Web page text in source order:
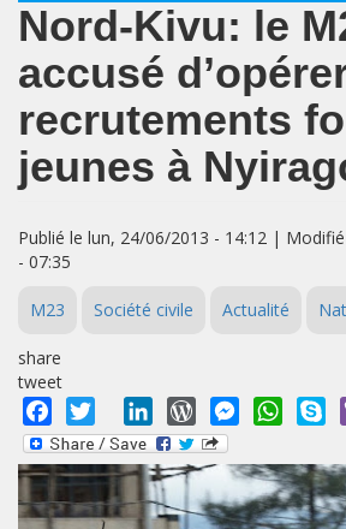
Nord-Kivu: le
accusé
recrutements
jeunes à
Publié le lun, 24/06/2013 - 14:12 |
- 07:35
M23 Société civile Actualité
share
tweet
Facebook
Twitter LinkedInWordPressMessenger